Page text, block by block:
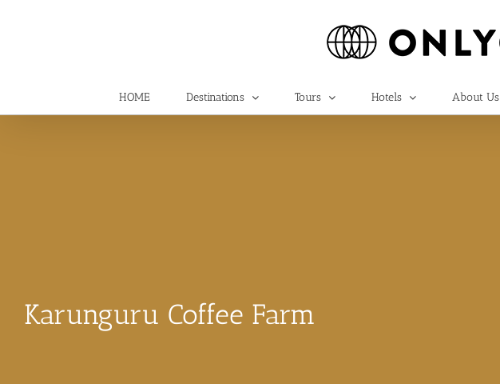
HOME Destinations Tours Hotels About Us
Karunguru Coffee Farm